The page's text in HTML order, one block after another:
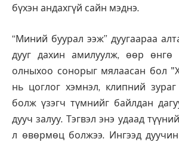
бүхэн андахгүй сайн мэднэ.
“Миний буурал ээж” дуугаараа
дууг дахин амилуулж, өөр өнгө
олныхоо сонорыг мялаасан бол
нь цоглог хэмнэл, клипний
болж үзэгч түмнийг байлдан
дууч залуу. Тэгвэл энэ удаад
л өвөрмөц болжээ. Ингээд дуучин